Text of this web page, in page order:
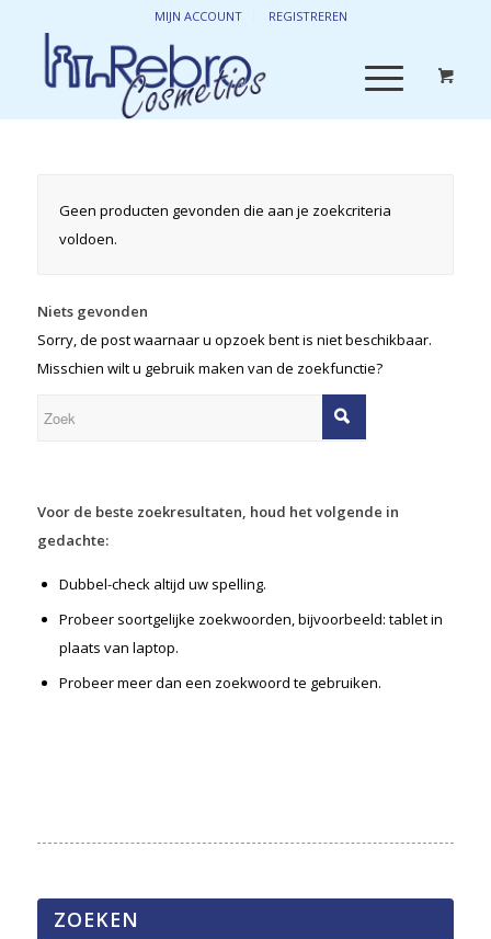
MIJN ACCOUNT REGISTREREN
Geen producten gevonden die aan je zoekcriteria
voldoen.
Niets gevonden
Sorry, de post waarnaar u opzoek bent is niet beschikbaar.
Misschien wilt u gebruik maken van de zoekfunctie?
Voor de beste zoekresultaten, houd het volgende in
gedachte:
Dubbel-check altijd uw spelling.
Probeer soortgelijke zoekwoorden, bijvoorbeeld: tablet in
plaats van laptop.
Probeer meer dan een zoekwoord te gebruiken.
ZOEKEN